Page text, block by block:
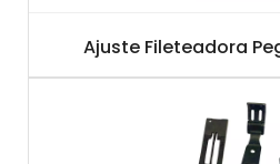
Ajuste Fileteadora